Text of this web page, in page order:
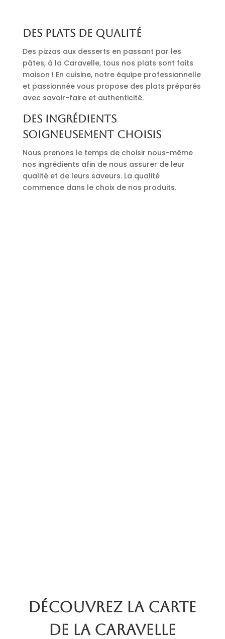
Des plats de qualité
Des pizzas aux desserts en passant par les
pâtes, à la Caravelle, tous nos plats sont faits
maison ! En cuisine, notre équipe professionnelle
et passionnée vous propose des plats préparés
avec savoir-faire et authenticité.
Des ingrédients
soigneusement choisis
Nous prenons le temps de choisir nous-même
nos ingrédients afin de nous assurer de leur
qualité et de leurs saveurs. La qualité
commence dans le choix de nos produits.
Découvrez la carte
de La Caravelle